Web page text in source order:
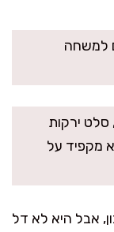
למשחה
סלט ירקות
מקפיד על
אבל היא לא דל